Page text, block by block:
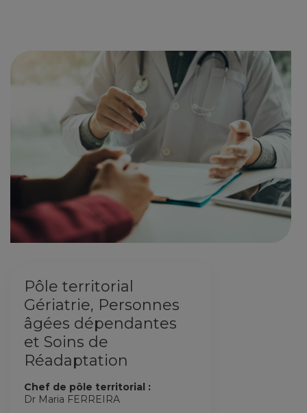
Pôle territorial
Gériatrie, Personnes
âgées dépendantes
et Soins de
Réadaptation
Chef de pôle territorial :
Dr Maria FERREIRA